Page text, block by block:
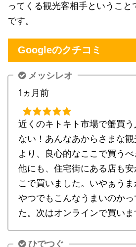
ってくる観光客相手ということ
です。
Googleのクチコミ
メッシレオ
1ヵ月前
近くのキトキト市場で蟹買
ない！あんなあからさまな
より、良心的なここで買うべ
他にも、住宅街にある店も安
こで買いました。いやぁう
やつでもこんなうまいのか
た。次はオンラインで買いま
ひでつぐ